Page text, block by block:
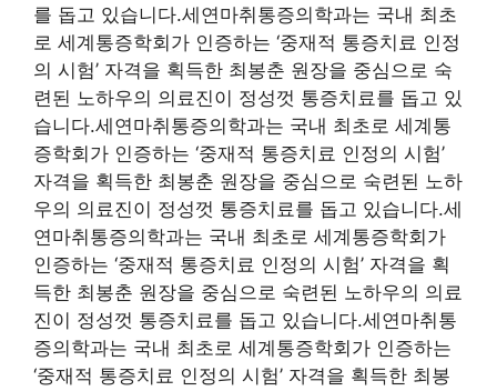
를 돕고 있습니다.세연마취통증의학과는 국내 최초
로 세계통증학회가 인증하는 ‘중재적 통증치료 인정
의 시험’ 자격을 획득한 최봉춘 원장을 중심으로 숙
련된 노하우의 의료진이 정성껏 통증치료를 돕고 있
습니다.세연마취통증의학과는 국내 최초로 세계통
증학회가 인증하는 ‘중재적 통증치료 인정의 시험’
자격을 획득한 최봉춘 원장을 중심으로 숙련된 노하
우의 의료진이 정성껏 통증치료를 돕고 있습니다.세
연마취통증의학과는 국내 최초로 세계통증학회가
인증하는 ‘중재적 통증치료 인정의 시험’ 자격을 획
득한 최봉춘 원장을 중심으로 숙련된 노하우의 의료
진이 정성껏 통증치료를 돕고 있습니다.세연마취통
증의학과는 국내 최초로 세계통증학회가 인증하는
‘중재적 통증치료 인정의 시험’ 자격을 획득한 최봉